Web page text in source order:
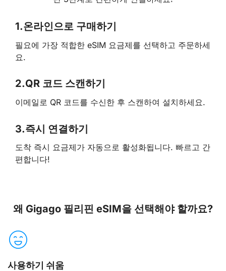
1.온라인으로 구매하기
필요에 가장 적합한 eSIM 요금제를 선택하고 주문하세
요.
2.QR 코드 스캔하기
이메일로 QR 코드를 수신한 후 스캔하여 설치하세요.
3.즉시 연결하기
도착 즉시 요금제가 자동으로 활성화됩니다. 빠르고 간
편합니다!
왜 Gigago 필리핀 eSIM을 선택해야 할까요?
사용하기 쉬움